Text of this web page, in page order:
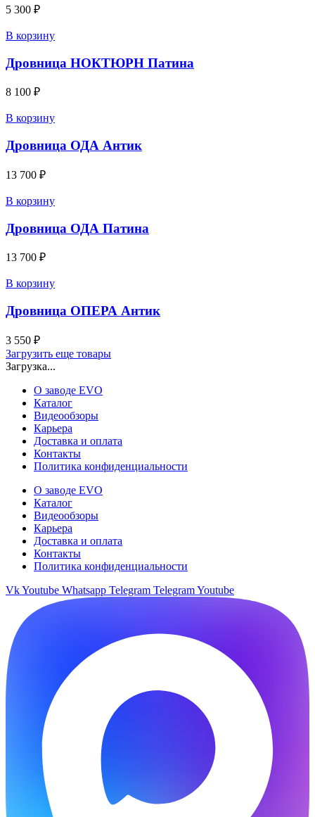
5 300 ₽
В корзину
Дровница НОКТЮРН Патина
8 100 ₽
В корзину
Дровница ОДА Антик
13 700 ₽
В корзину
Дровница ОДА Патина
13 700 ₽
В корзину
Дровница ОПЕРА Антик
3 550 ₽
Загрузить еще товары
Загрузка...
О заводе EVO
Каталог
Видеообзоры
Карьера
Доставка и оплата
Контакты
Политика конфиденциальности
О заводе EVO
Каталог
Видеообзоры
Карьера
Доставка и оплата
Контакты
Политика конфиденциальности
VkYoutube Whatsapp Telegram TelegramYoutube